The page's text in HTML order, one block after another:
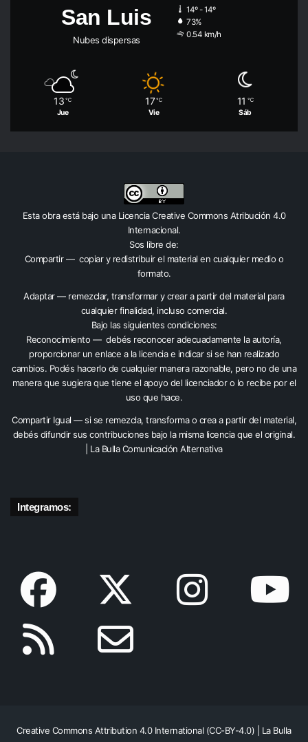
San Luis
Nubes dispersas
14º - 14º
73%
0.54 km/h
13 ℃
Jue
17 ℃
Vie
11 ℃
Sáb
Esta obra está bajo una Licencia Creative Commons Atribución 4.0
Internacional.
Sos libre de:
Compartir — copiar y redistribuir el material en cualquier medio o
formato.
Adaptar — remezclar, transformar y crear a partir del material para
cualquier finalidad, incluso comercial.
Bajo las siguientes condiciones:
Reconocimiento — debés reconocer adecuadamente la autoría,
proporcionar un enlace a la licencia e indicar si se han realizado
cambios. Podés hacerlo de cualquier manera razonable, pero no de una
manera que sugiera que tiene el apoyo del licenciador o lo recibe por el
uso que hace.
Compartir Igual — si se remezcla, transforma o crea a partir del material,
debés difundir sus contribuciones bajo la misma licencia que el original.
| La Bulla Comunicación Alternativa
Integramos:
Creative Commons Attribution 4.0 International (CC-BY-4.0) | La Bulla